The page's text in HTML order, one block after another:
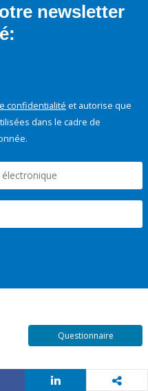
newsletter
confidentialité et autorise que
dans le cadre de
Questionnaire